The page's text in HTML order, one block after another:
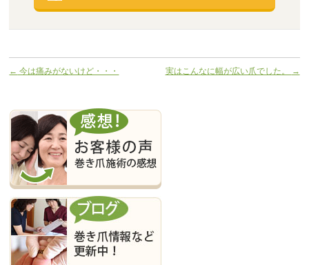
← 今は痛みがないけど・・・ 実はこんなに幅が広い爪でした。 →